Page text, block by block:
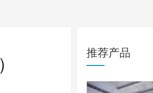
推荐产品